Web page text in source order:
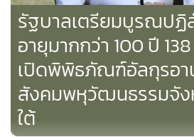
รัฐบาลเตรียมบูรณป
อายุมากกว่า 100 ปี
เปิดพิพิธภัณฑ์อัลกุรอา
สังคมพหุวัฒนธรรมจัง
ใต้